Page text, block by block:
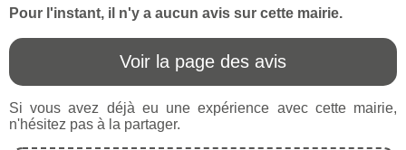
Pour l'instant, il n'y a aucun avis sur cette mairie.
Voir la page des avis
Si vous avez déjà eu une expérience avec cette mairie,
n'hésitez pas à la partager.